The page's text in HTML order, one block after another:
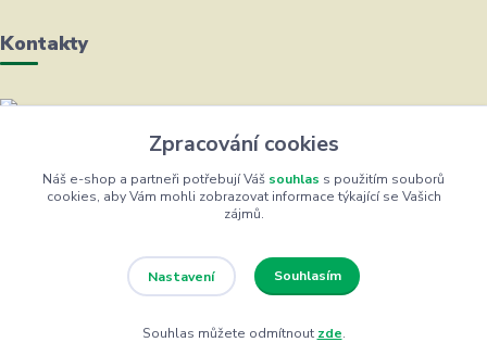
Kontakty
Helena Bayerová
+420 604 711 491
(Po-Čt, 8-16 hod.)
Eshop ŽUFRIK.cz © Copyright 2012 - 2026
Zpracování cookies
Náš e-shop a partneři potřebují Váš souhlas s použitím souborů
cookies, aby Vám mohli zobrazovat informace týkající se Vašich
zájmů.
Nastavení Souhlasím
Souhlas můžete odmítnout zde.